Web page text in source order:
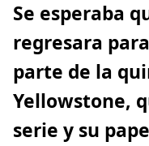
Se esperaba
regresara
parte de la
Yellowstone,
serie y su